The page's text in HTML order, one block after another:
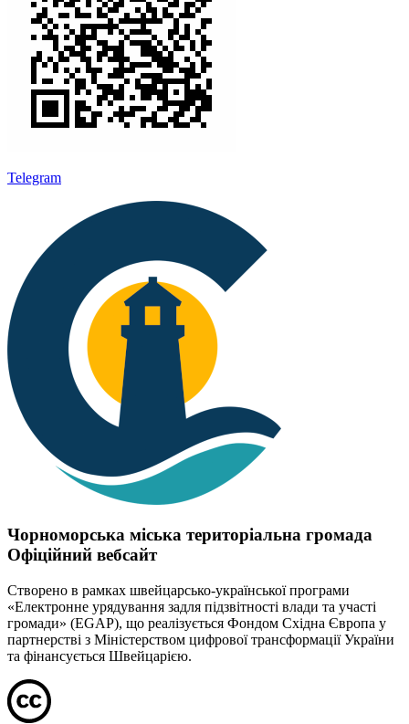
Telegram
Чорноморська міська територіальна громада
Офіційний вебсайт
Створено в рамках швейцарсько-української програми
«Електронне урядування задля підзвітності влади та участі
громади» (EGAP), що реалізується Фондом Східна Європа у
партнерстві з Міністерством цифрової трансформації України
та фінансується Швейцарією.